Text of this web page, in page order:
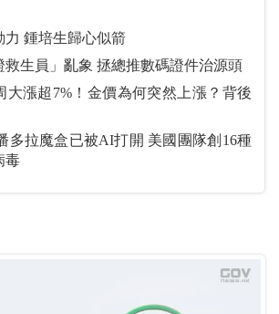
視女兒為推動力 鍾培生歸心似箭
本報揭「假證救生員」亂象 拯總推數碼證件治源頭
大漲超7%！金價為何突然上漲？背後
盒已被AI打開 美國團隊創16種
毒